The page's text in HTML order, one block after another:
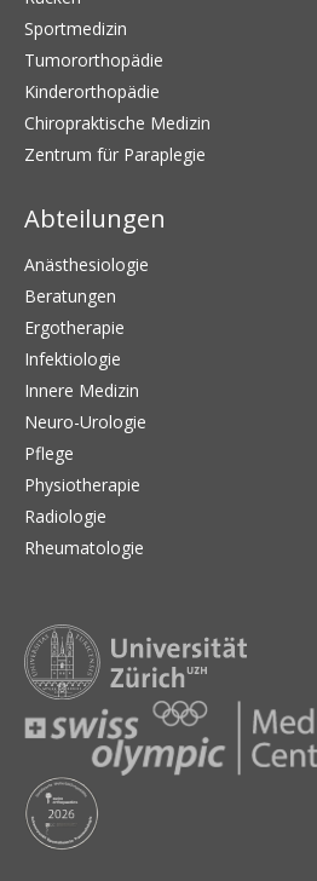
Sportmedizin
Tumororthopädie
Kinderorthopädie
Chiropraktische Medizin
Zentrum für Paraplegie
Abteilungen
Anästhesiologie
Beratungen
Ergotherapie
Infektiologie
Innere Medizin
Neuro-Urologie
Pflege
Physiotherapie
Radiologie
Rheumatologie